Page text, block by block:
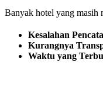
Banyak hotel yang masih
Kesalahan
Kurangnya
Waktu yang